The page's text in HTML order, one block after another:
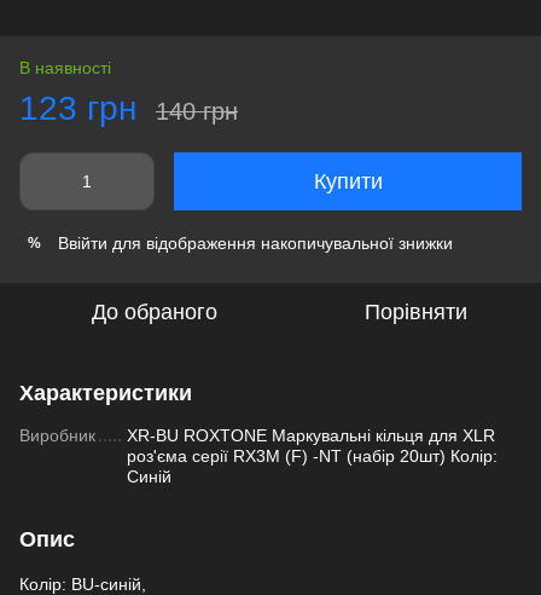
В наявності
123 грн 140 грн
Купити
% Ввійти для відображення накопичувальної знижки
До обраного Порівняти
Характеристики
Виробник
XR-BU ROXTONE Маркувальні кільця для XLR
роз'єма серії RX3M (F) -NT (набір 20шт) Колір:
Синій
Опис
Колір: BU-синій,